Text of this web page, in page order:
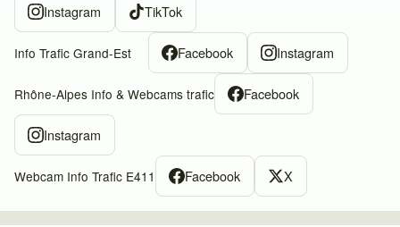
Instagram TikTok
Info Trafic Grand-Est Facebook Instagram
Rhône-Alpes Info & Webcams trafic Facebook
Instagram
Webcam Info Trafic E411 Facebook X